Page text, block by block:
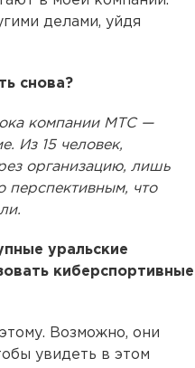
делами, уйдя
снова?
компании МТС —
Из 15 человек,
организацию, лишь
перспективным, что
уральские
киберспортивные
Возможно, они
увидеть в этом